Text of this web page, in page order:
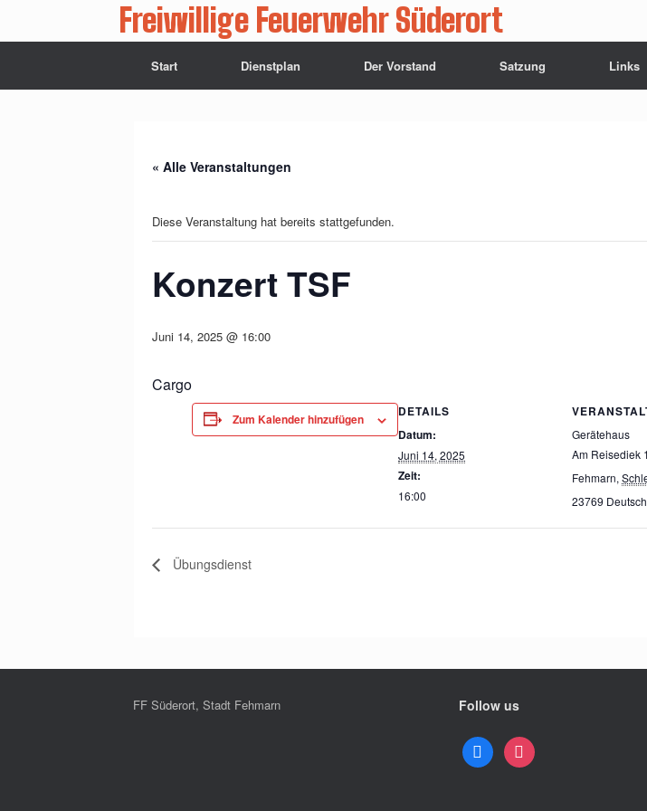
springen
Freiwillige Feuerwehr Süderort
Start Dienstplan Der Vorstand Satzung Links
« Alle Veranstaltungen
Diese Veranstaltung hat bereits stattgefunden.
Konzert TSF
Juni 14, 2025 @ 16:00
Cargo
Zum Kalender hinzufügen
DETAILS
Datum:
Juni 14, 2025
Zeit:
16:00
Gerätehaus
Am Reisediek
Fehmarn,
23769
Übungsdienst
FF Süderort, Stadt Fehmarn Follow us
facebookinstagram